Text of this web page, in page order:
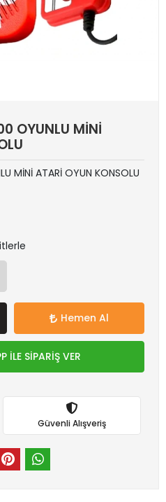
OYUNLU MİNİ
MİNİ ATARİ OYUN KONSOLU
Hemen Al
İLE SİPARİŞ VER
Güvenli Alışveriş